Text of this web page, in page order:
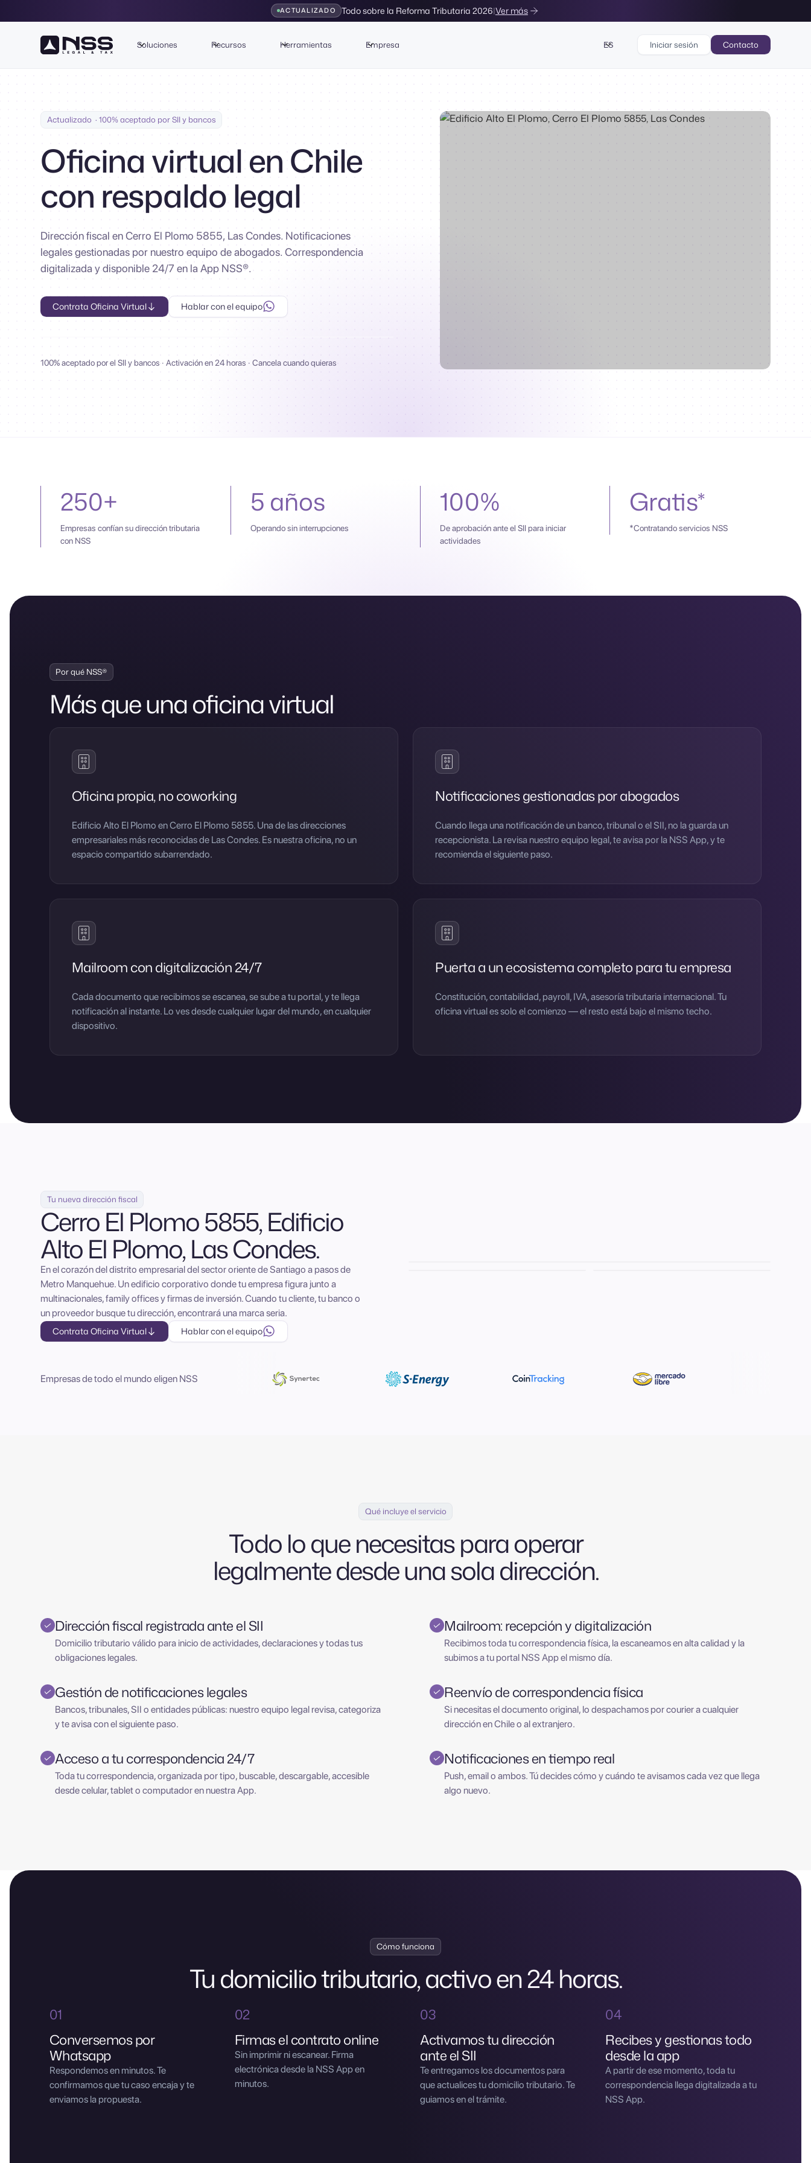
ACTUALIZADO Todo sobre la Reforma Tributaria 2026|Ver más
Soluciones Recursos Herramientas Empresa ES Iniciar sesión Contacto
Actualizado · 100% aceptado por SII y bancos
Oficina virtual en Chile
con respaldo legal
Dirección fiscal en Cerro El Plomo 5855, Las Condes. Notificaciones
legales gestionadas por nuestro equipo de abogados. Correspondencia
digitalizada y disponible 24/7 en la App NSS®.
Contrata Oficina Virtual Hablar con el equipo
100% aceptado por el SII y bancos · Activación en 24 horas · Cancela cuando quieras
250+
Empresas confían su dirección tributaria
con NSS
5 años
Operando sin interrupciones
100%
De aprobación ante el SII para iniciar
actividades
Gratis*
*Contratando servicios NSS
Por qué NSS®
Más que una oficina virtual
Oficina propia, no coworking
Edificio Alto El Plomo en Cerro El Plomo 5855. Una de las direcciones
empresariales más reconocidas de Las Condes. Es nuestra oficina, no un
espacio compartido subarrendado.
Notificaciones gestionadas por abogados
Cuando llega una notificación de un banco, tribunal o el SII, no la guarda un
recepcionista. La revisa nuestro equipo legal, te avisa por la NSS App, y te
recomienda el siguiente paso.
Mailroom con digitalización 24/7
Cada documento que recibimos se escanea, se sube a tu portal, y te llega
notificación al instante. Lo ves desde cualquier lugar del mundo, en cualquier
dispositivo.
Puerta a un ecosistema completo para tu empresa
Constitución, contabilidad, payroll, IVA, asesoría tributaria internacional. Tu
oficina virtual es solo el comienzo — el resto está bajo el mismo techo.
Tu nueva dirección fiscal
Cerro El Plomo 5855, Edificio
Alto El Plomo, Las Condes.
En el corazón del distrito empresarial del sector oriente de Santiago a pasos de
Metro Manquehue. Un edificio corporativo donde tu empresa figura junto a
multinacionales, family offices y firmas de inversión. Cuando tu cliente, tu banco o
un proveedor busque tu dirección, encontrará una marca seria.
Contrata Oficina Virtual
Hablar con el equipo
Empresas de todo el mundo eligen NSS
Qué incluye el servicio
Todo lo que necesitas para operar
legalmente desde una sola dirección.
✓ Dirección fiscal registrada ante el SII
Domicilio tributario válido para inicio de actividades, declaraciones y todas tus
obligaciones legales.
✓ Gestión de notificaciones legales
Bancos, tribunales, SII o entidades públicas: nuestro equipo legal revisa, categoriza
y te avisa con el siguiente paso.
✓ Acceso a tu correspondencia 24/7
Toda tu correspondencia, organizada por tipo, buscable, descargable, accesible
desde celular, tablet o computador en nuestra App.
✓ Mailroom: recepción y digitalización
Recibimos toda tu correspondencia física, la escaneamos en alta calidad y la
subimos a tu portal NSS App el mismo día.
✓ Reenvío de correspondencia física
Si necesitas el documento original, lo despachamos por courier a cualquier
dirección en Chile o al extranjero.
✓ Notificaciones en tiempo real
Push, email o ambos. Tú decides cómo y cuándo te avisamos cada vez que llega
algo nuevo.
Cómo funciona
Tu domicilio tributario, activo en 24 horas.
01
Conversemos por
Whatsapp
Respondemos en minutos. Te
confirmamos que tu caso encaja y te
enviamos la propuesta.
02
Firmas el contrato online
Sin imprimir ni escanear. Firma
electrónica desde la NSS App en
minutos.
03
Activamos tu dirección
ante el SII
Te entregamos los documentos para
que actualices tu domicilio tributario. Te
guiamos en el trámite.
04
Recibes y gestionas todo
desde la app
A partir de ese momento, toda tu
correspondencia llega digitalizada a tu
NSS App.